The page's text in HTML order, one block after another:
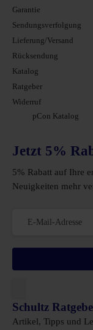
Garantie
Sendungsverfolgung
Lieferung/Versand
Rücksendung
Katalog
Ratgeber
Widerruf
pCon Katalog
Jetzt 5%
5% Rabatt auf Ihre
Neuigkeiten mehr
Schultz
Artikel, Tipps und